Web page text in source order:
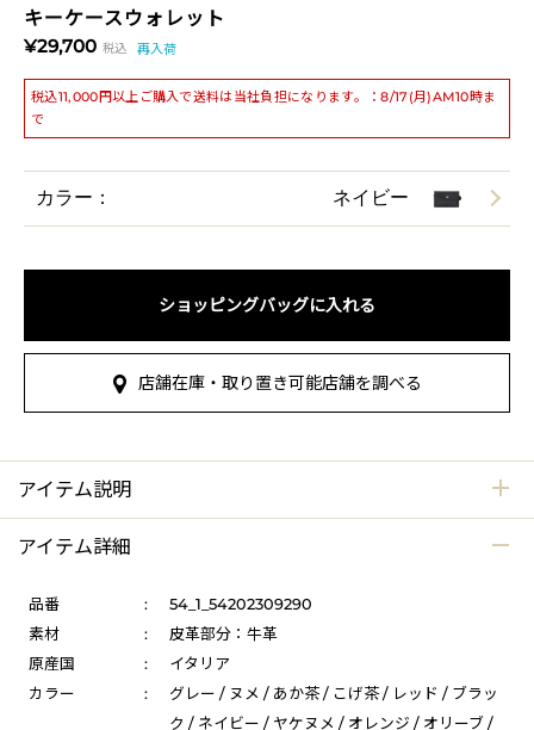
キーケースウォレット
¥29,700 税込 再入荷
税込11,000円以上ご購入で送料は当社負担になります。：8/17(月)AM10時ま
で
カラー： ネイビー
ショッピングバッグに入れる
店舗在庫・取り置き可能店舗を調べる
アイテム説明
アイテム詳細
品番 :
54_1_54202309290
素材
:
皮革部分：牛革
原産国
:
イタリア
カラー
:
グレー / ヌメ / あか茶 / こげ茶 / レッド / ブラッ
ク / ネイビー / ヤケヌメ / オレンジ / オリーブ /